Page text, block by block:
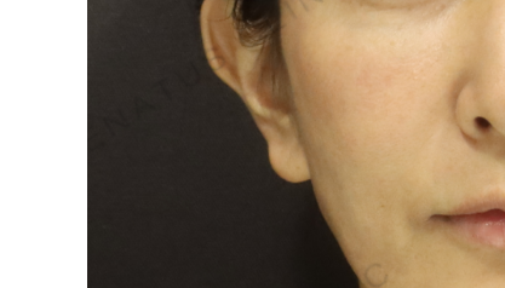
製剤から探す
ザーフ(XERF)
ボラックス
ボリューマ